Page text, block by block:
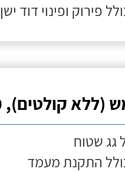
פירוק ופינוי דוד ישן
קולטים), 120 ליטר
גג שטוח
התקנת מעמד